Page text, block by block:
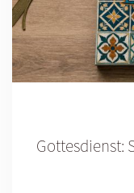
Gottesdienst: